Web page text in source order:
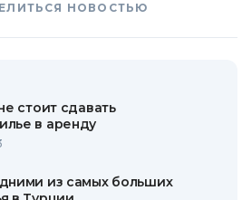
НОВОСТЬЮ
стоит сдавать
в аренду
из самых больших